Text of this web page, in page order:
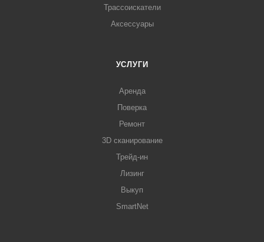
Трассоискатели
Аксессуары
УСЛУГИ
Аренда
Поверка
Ремонт
3D сканирование
Трейд-ин
Лизинг
Выкуп
SmartNet